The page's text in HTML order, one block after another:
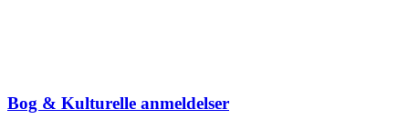
Bog & Kulturelle anmeldelser